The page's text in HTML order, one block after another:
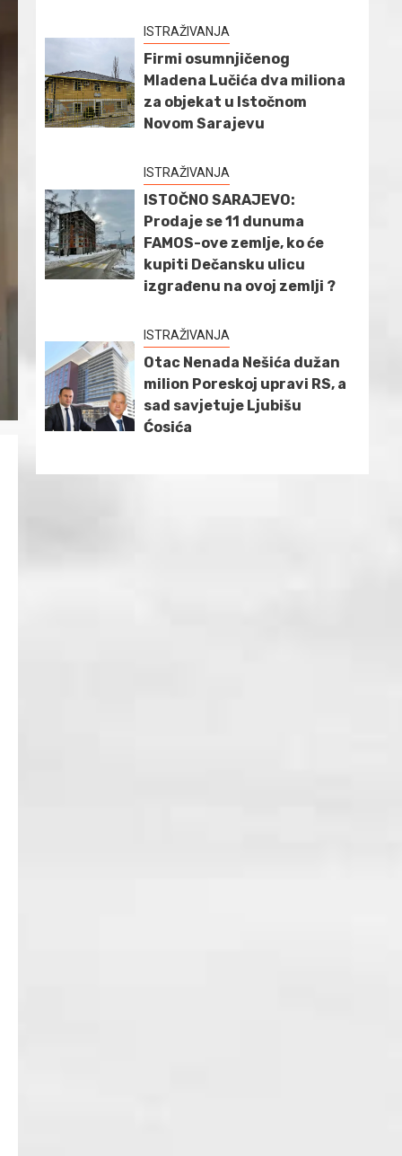
ISTRAŽIVANJA
Firmi osumnjičenog
Mladena Lučića dva miliona
za objekat u Istočnom
Novom Sarajevu
ISTRAŽIVANJA
ISTOČNO SARAJEVO:
Prodaje se 11 dunuma
FAMOS-ove zemlje, ko će
kupiti Dečansku ulicu
izgrađenu na ovoj zemlji ?
ISTRAŽIVANJA
Otac Nenada Nešića dužan
milion Poreskoj upravi RS, a
sad savjetuje Ljubišu
Ćosića